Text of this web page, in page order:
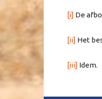
[i] De
[ii] Het
[iii] Idem.